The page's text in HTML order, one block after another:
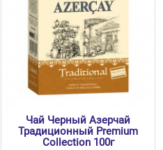
Чай Черный Азерчай
Традиционный Premium
Collection 100г